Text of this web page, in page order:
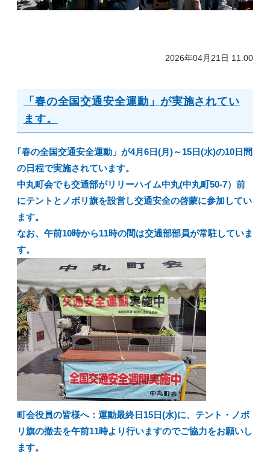
2026年04月21日 11:00
「春の全国交通安全運動」が実施されてい
ます。
｢春の全国交通安全運動」が4月6日(月)～15日(水)の10日間
の日程で実施されています。
中丸町会でも交通部がリリーハイム中丸(中丸町50-7）前
にテントとノボリ旗を設営し交通安全の啓蒙に参加してい
ます。
なお、午前10時から11時の間は交通部部員が常駐していま
す。
町会役員の皆様へ：運動最終日15日(水)に、テント・ノボ
リ旗の撤去を午前11時より行いますのでご協力をお願いし
ます。